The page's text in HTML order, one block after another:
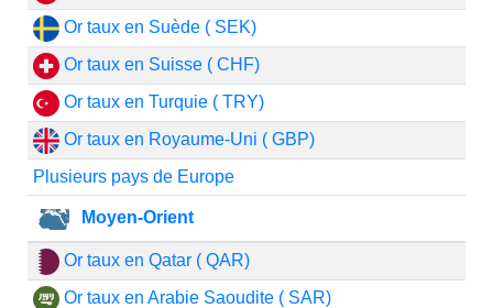
Or taux en Suède ( SEK)
Or taux en Suisse ( CHF)
Or taux en Turquie ( TRY)
Or taux en Royaume-Uni ( GBP)
Plusieurs pays de Europe
Moyen-Orient
Or taux en Qatar ( QAR)
Or taux en Arabie Saoudite ( SAR)